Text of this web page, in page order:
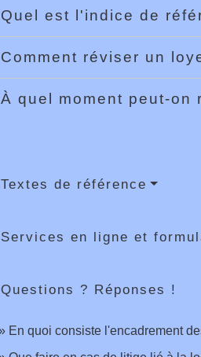
Quel est l'indice de
Comment réviser un
À quel moment peut-on
Textes de référence
Services en ligne et
Questions ? Réponses !
En quoi consiste l'encadrement